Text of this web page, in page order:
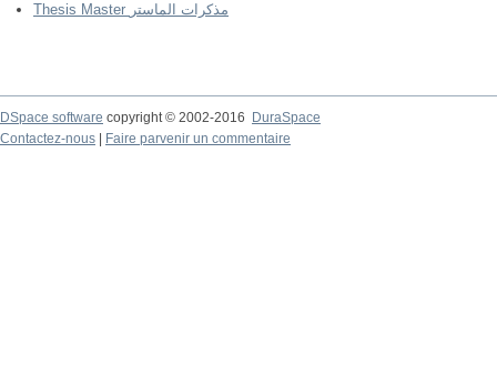
Thesis Master مذكرات الماستر
DSpace software copyright © 2002-2016
DuraSpace
Contactez-nous
Faire parvenir un commentaire